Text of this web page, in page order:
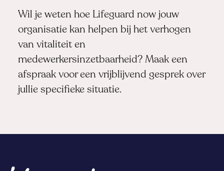
Wil je weten hoe Lifeguard now jouw
organisatie kan helpen bij het verhogen
van vitaliteit en
medewerkersinzetbaarheid? Maak een
afspraakvoor een vrijblijvend gesprek over
jullie specifieke situatie.